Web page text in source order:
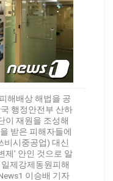
해배상 해법을 공
행정안전부 산하
이 재원을 조성해
받은 피해자들에
비시중공업) 대신
제’ 안인 것으로 알
제강제동원피해
이승배 기자